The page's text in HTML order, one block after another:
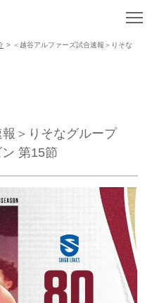
> ＜越谷アルファーズ試合速報＞りそな
＞りそなグループ
第15節